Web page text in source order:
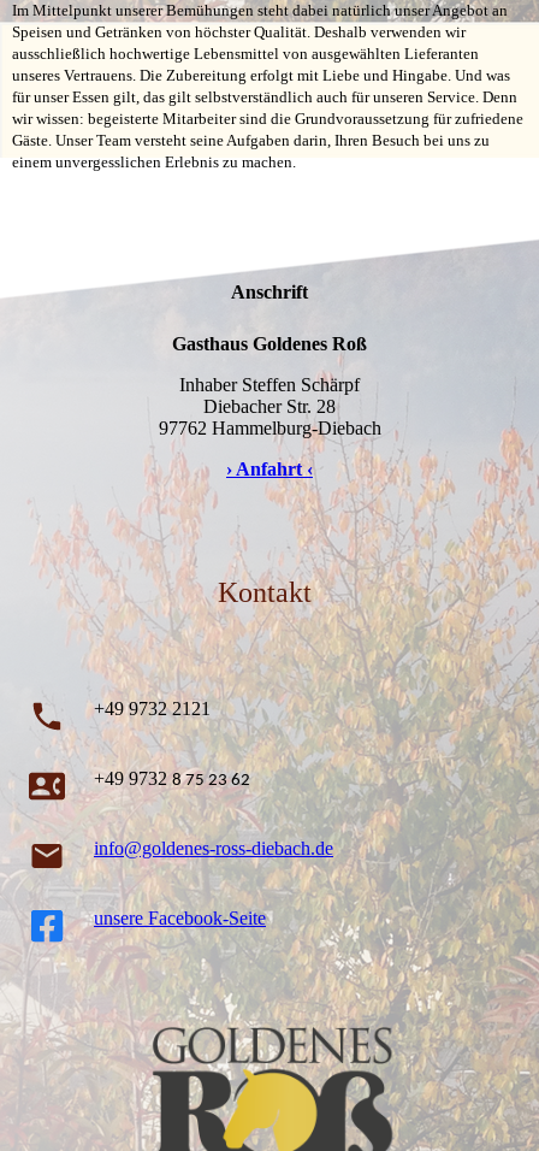
Im Mittelpunkt unserer Bemühungen steht dabei natürlich unser Angebot an
Speisen und Getränken von höchster Qualität. Deshalb verwenden wir
ausschließlich hochwertige Lebensmittel von ausgewählten Lieferanten
unseres Vertrauens. Die Zubereitung erfolgt mit Liebe und Hingabe. Und was
für unser Essen gilt, das gilt selbstverständlich auch für unseren Service. Denn
wir wissen: begeisterte Mitarbeiter sind die Grundvoraussetzung für zufriedene
Gäste. Unser Team versteht seine Aufgaben darin, Ihren Besuch bei uns zu
einem unvergesslichen Erlebnis zu machen.
Anschrift
Gasthaus Goldenes Roß
Inhaber Steffen Schärpf
Diebacher Str. 28
97762 Hammelburg-Diebach
› Anfahrt ‹
Kontakt
+49 9732 2121
+49 97328 75 23 62
info@goldenes-ross-diebach.de
unsere Facebook-Seite